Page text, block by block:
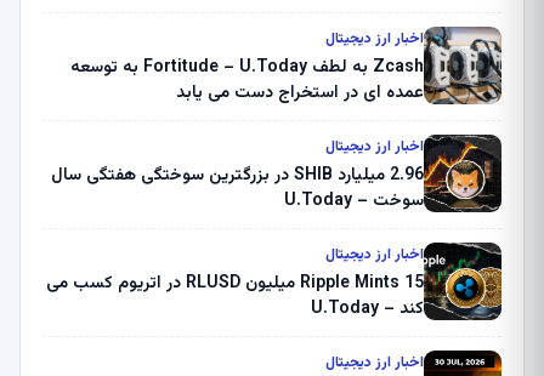
اخبار ارز دیجیتال
Zcash به لطف Fortitude – U.Today به توسعه
عمده ای در استخراج دست می یابد
اخبار ارز دیجیتال
2.96 میلیارد SHIB در بزرگترین سوختگی هفتگی سال
سوخت – U.Today
اخبار ارز دیجیتال
Ripple Mints 15 میلیون RLUSD در اتریوم کسب می
کند – U.Today
اخبار ارز دیجیتال